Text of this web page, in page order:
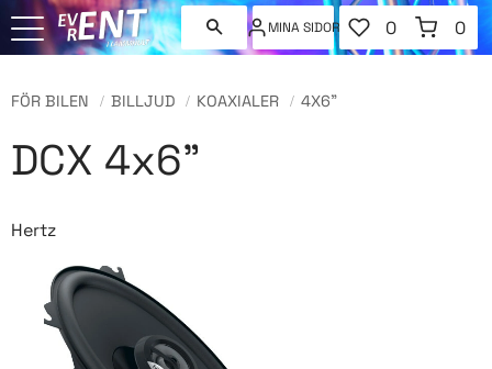
MINA SIDOR
FAVORITER
ANTAL
0
KUNDVAGN
0
FÖR BILEN BILLJUD KOAXIALER 4X6"
DCX 4x6"
Hertz